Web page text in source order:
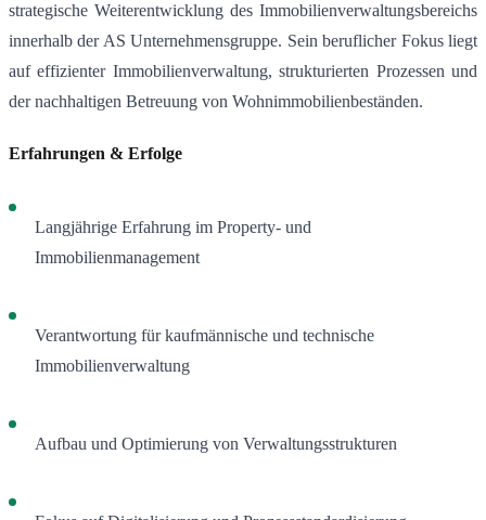
strategische Weiterentwicklung des Immobilienverwaltungsbereichs
innerhalb der AS Unternehmensgruppe. Sein beruflicher Fokus liegt
auf effizienter Immobilienverwaltung, strukturierten Prozessen und
der nachhaltigen Betreuung von Wohnimmobilienbeständen.
Erfahrungen & Erfolge
Langjährige Erfahrung im Property- und
Immobilienmanagement
Verantwortung für kaufmännische und technische
Immobilienverwaltung
Aufbau und Optimierung von Verwaltungsstrukturen